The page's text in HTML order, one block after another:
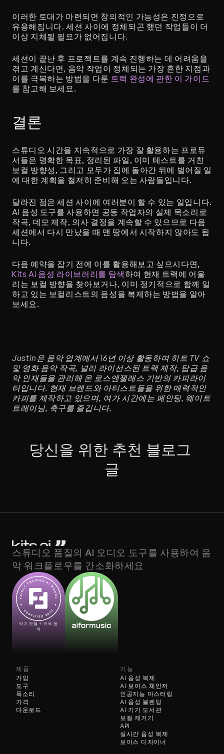
이러한 토대가 마련되면 창의적인 가능성은 진정으로
유용해집니다. 세션 사이에 정체되곤 했던 작업들이 더
이상 지체될 필요가 없어집니다.
세션이 끝난 후 프로젝트를 계속 진행하는 데 어려움을
겪고 계신다면, 음악 작업이 정체되는 가장 흔한 지점과
이를 극복하는 방법을 다룬 트랙 완성에 관한 이 가이드
를 참고해 보세요.
결론
스튜디오 시간을 지속적으로 가장 잘 활용하는 프로듀
서들은 명확한 목표, 정리된 파일, 이미 테스트를 거친
보컬 방향성, 그리고 모두가 집에 돌아간 뒤에 벌어질 일
에 대한 계획을 철저히 준비해 오는 사람들입니다.
달라진 점은 세션 사이에 여러분이 할 수 있는 일입니다.
AI 음성 도구를 사용하면 공동 작업자의 실제 목소리로
작곡, 데모 제작, 의사 결정을 계속할 수 있으므로 다음
세션에서 다시 만났을 때 맨 땅에서 시작하지 않아도 됩
니다.
Kits AI 음성 라이브러리를 탐색하여 현재 트랙에 어울
리는 보컬 방향을 찾아보거나, 이미 정기적으로 함께 일
하고 있는 보컬리스트의 음성을 복제하는 방법을 알아
보세요.
Justin은 음악 업계에서 16년 이상 활동하며 히트 TV 쇼
및 영화 음악 작곡, 널리 라이선스된 트랙 제작, 탑급 음
악 인재들을 관리해 온 로스앤젤레스 기반의 카피라이
터입니다. 현재 브랜드와 아티스트들을 위한 매력적인
카피를 제작하고 있으며, 여가 시간에는 페인팅, 웨이트
트레이닝, 축구를 즐깁니다.
당신을 위한 추천 블로그
글
스튜디오 품질의 AI 오디오 도구를 사용하여 음
악 워크플로우를 간소화하세요
악기 모델 + 키트 음
색
제품
가입
도구
목소리
가격
다운로드
기능
AI 음성 복제
AI 음성 블렌딩
AI 보이스 체인저
인공지능 마스터링
AI 기기 도서관
보컬 제거기
API
실시간 음성 복제
보이스 디자이너